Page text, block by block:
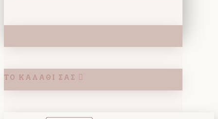
ΤΟ ΚΑΛΆΘΙ ΣΑΣ